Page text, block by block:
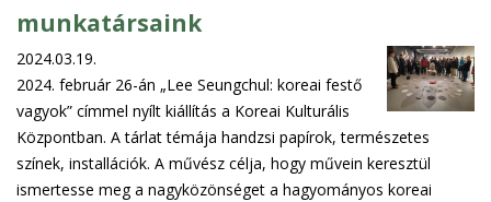
munkatársaink
2024.03.19.
2024. február 26-án „Lee Seungchul: koreai festő
vagyok” címmel nyílt kiállítás a Koreai Kulturális
Központban. A tárlat témája handzsi papírok, természetes
színek, installációk. A művész célja, hogy művein keresztül
ismertesse meg a nagyközönséget a hagyományos koreai